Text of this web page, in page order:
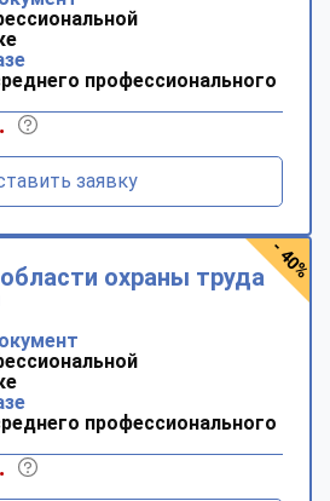
профессионального
заявку
охраны труда
профессионального
- 40%